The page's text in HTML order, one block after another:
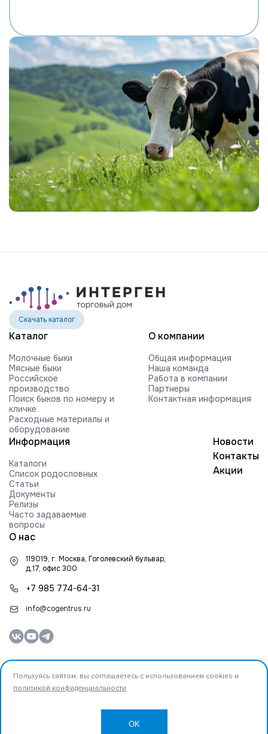
Скачать каталог
Каталог
Молочные быки
Мясные быки
Российское
производство
Поиск быков по номеру и
кличке
Расходные материалы и
оборудование
О компании
Общая информация
Наша команда
Работа в компании
Партнеры
Контактная информация
Информация
Каталоги
Список родословных
Статьи
Документы
Релизы
Часто задаваемые
вопросы
Новости
Контакты
Акции
О нас
119019, г. Москва, Гоголевский бульвар,
д.17, офис 300
+7 985 774-64-31
info@cogentrus.ru
Пользуясь сайтом, вы соглашаетесь с использованием cookies и
политикой конфиденциальности.
OK